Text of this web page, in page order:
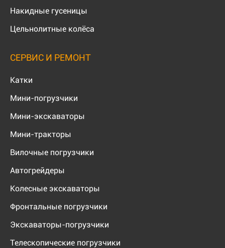
Накидные гусеницы
Цельнолитные колёса
СЕРВИС И РЕМОНТ
Катки
Мини-погрузчики
Мини-экскаваторы
Мини-тракторы
Вилочные погрузчики
Автогрейдеры
Колесные экскаваторы
Фронтальные погрузчики
Экскаваторы-погрузчики
Телескопические погрузчики